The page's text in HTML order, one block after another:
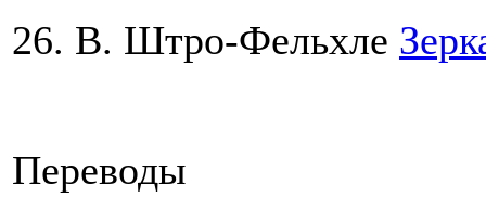
26. В. Штро-Фельхле
Переводы